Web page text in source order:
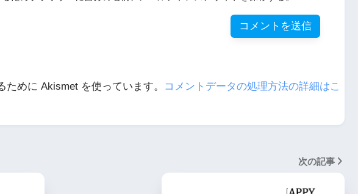
めに Akismet を使っています。
コメントデータの処理方法の詳細はこ
次の記事